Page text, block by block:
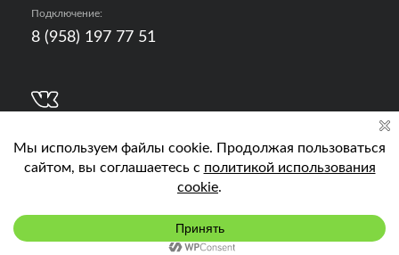
Подключить
Подключение:
8 (958) 197 77 51
Кислород